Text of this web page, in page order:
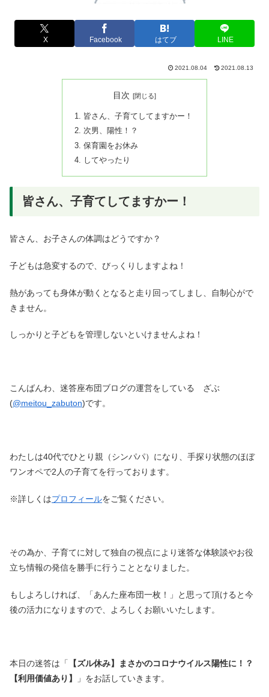
X Facebook はてブ LINE
2021.08.04 2021.08.13
目次
皆さん、子育てしてますかー！
次男、陽性！？
保育園をお休み
してやったり
皆さん、子育てしてますかー！
皆さん、お子さんの体調はどうですか？
子どもは急変するので、びっくりしますよね！
熱があっても身体が動くとなると走り回ってしまし、自制心がで
きません。
しっかりと子どもを管理しないといけませんよね！
こんばんわ、迷答座布団ブログの運営をしている ざぶ
(@meitou_zabuton)です。
わたしは40代でひとり親（シンパパ）になり、手探り状態のほぼ
ワンオペで2人の子育てを行っております。
※詳しくはプロフィールをご覧ください。
その為か、子育てに対して独自の視点により迷答な体験談やお役
立ち情報の発信を勝手に行うこととなりました。
もしよろしければ、「あんた座布団一枚！」と思って頂けると今
後の活力になりますので、よろしくお願いいたします。
本日の迷答は「
【ズル休み】まさかのコロナウイルス陽性に！？
【利用価値あり】
」をお話していきます。